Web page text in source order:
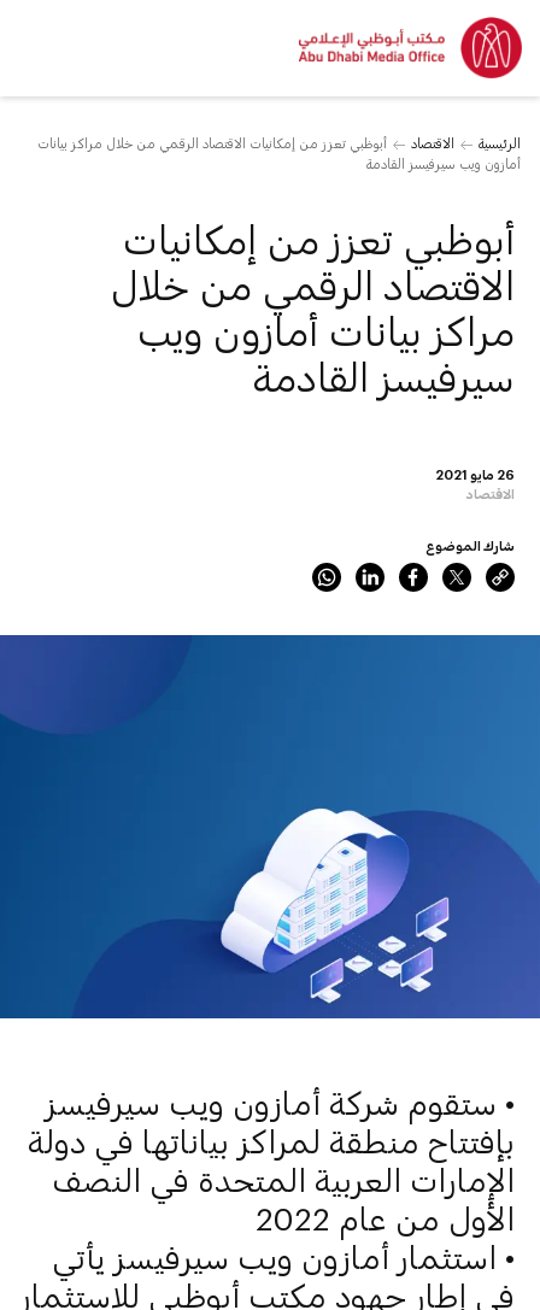
الرئيسية الاقتصاد
أبوظبي تعزز من إمكانيات الاقتصاد الرقمي من خلال مراكز بيانات
أمازون ويب سيرفيسز القادمة
26 مايو 2021
الاقتصاد
أبوظبي تعزز من إمكانيات
الاقتصاد الرقمي من خلال
مراكز بيانات أمازون ويب
سيرفيسز القادمة
• ستقوم شركة أمازون ويب سيرفيسز
بإفتتاح منطقة لمراكز بياناتها في دولة
الإمارات العربية المتحدة في النصف
الأول من عام 2022
• استثمار أمازون ويب سيرفيسز يأتي
في إطار جهود مكتب أبوظبي للاستثمار
شارك الموضوع